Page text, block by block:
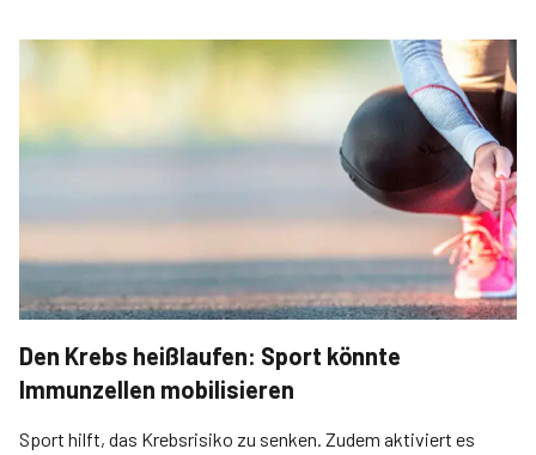
Den Krebs heißlaufen: Sport könnte
Immunzellen mobilisieren
Sport hilft, das Krebsrisiko zu senken. Zudem aktiviert es